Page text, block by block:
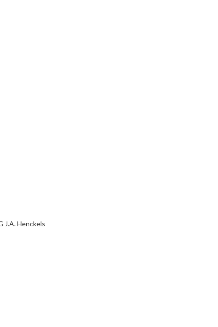
J.A. Henckels